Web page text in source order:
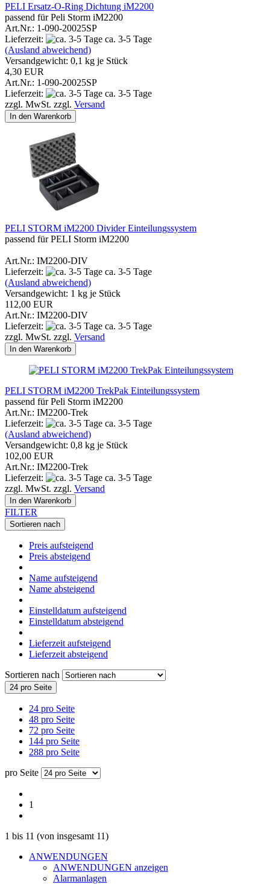
PELI Ersatz-O-Ring Dichtung iM2200
passend für Peli Storm iM2200
Art.Nr.: 1-090-20025SP
Lieferzeit:
ca. 3-5 Tage
(Ausland abweichend)
Versandgewicht: 0,1 kg je Stück
4,30 EUR
Art.Nr.: 1-090-20025SP
Lieferzeit:
ca. 3-5 Tage
zzgl. MwSt. zzgl. Versand
In den Warenkorb
PELI STORM iM2200 Divider Einteilungssystem
passend für PELI Storm iM2200
Art.Nr.: IM2200-DIV
Lieferzeit:
ca. 3-5 Tage
(Ausland abweichend)
Versandgewicht: 1 kg je Stück
112,00 EUR
Art.Nr.: IM2200-DIV
Lieferzeit:
ca. 3-5 Tage
zzgl. MwSt. zzgl. Versand
In den Warenkorb
PELI STORM iM2200 TrekPak Einteilungssystem
passend für Peli Storm iM2200
Art.Nr.: IM2200-Trek
Lieferzeit:
ca. 3-5 Tage
(Ausland abweichend)
Versandgewicht: 0,8 kg je Stück
102,00 EUR
Art.Nr.: IM2200-Trek
Lieferzeit:
ca. 3-5 Tage
zzgl. MwSt. zzgl. Versand
In den Warenkorb
FILTER
Sortieren nach
Preis aufsteigend
Preis absteigend
Name aufsteigend
Name absteigend
Einstelldatum aufsteigend
Einstelldatum absteigend
Lieferzeit aufsteigend
Lieferzeit absteigend
Sortieren nach
24 pro Seite
24 pro Seite
48 pro Seite
72 pro Seite
144 pro Seite
288 pro Seite
pro Seite
1
1 bis 11 (von insgesamt 11)
ANWENDUNGEN
ANWENDUNGEN anzeigen
Alarmanlagen